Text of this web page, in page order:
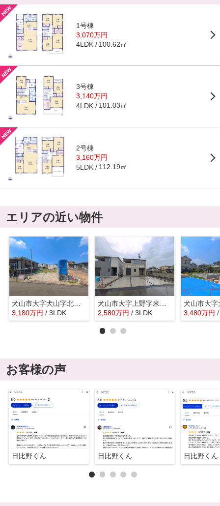
1号棟
3,070万円
4LDK 100.62㎡
3号棟
3,140万円
4LDK 101.03㎡
2号棟
3,160万円
5LDK 112.19㎡
エリアの近い物件
犬山市大字犬山字北志水29-1『仲介料無料』新築戸建て
3,180万円 / 3LDK
犬山市大字上野字米野1137-3『仲介料無料』新築戸建て
2,580万円 / 3LDK 3,480万円
お客様の声
日比野くん 日比野くん 日比野くん